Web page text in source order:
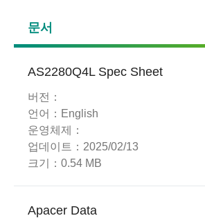
문서
AS2280Q4L Spec Sheet
버전：
언어： English
운영체제：
업데이트： 2025/02/13
크기： 0.54 MB
Apacer Data